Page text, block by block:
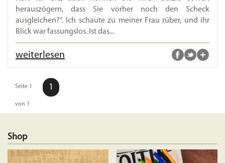
herauszögern, dass Sie vorher noch den Scheck
ausgleichen?“. Ich schaute zu meiner Frau rüber, und ihr
Blick war fassungslos. Ist das...
weiterlesen
Seite 1
von 1
1
Shop